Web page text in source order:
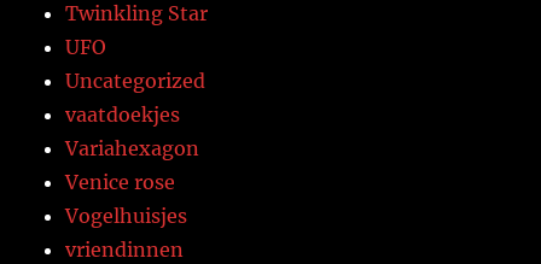
Twinkling Star
UFO
Uncategorized
vaatdoekjes
Variahexagon
Venice rose
Vogelhuisjes
vriendinnen